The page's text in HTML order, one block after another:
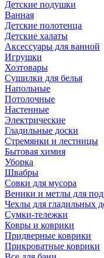
Детские подушки
Ванная
Детские полотенца
Детские халаты
Аксессуары для ванной
Игрушки
Хозтовары
Сушилки для белья
Напольные
Потолочные
Настенные
Электрические
Гладильные доски
Стремянки и лестницы
Бытовая химия
Уборка
Швабры
Совки для мусора
Веники и метлы для
Чехлы для гладильных
Сумки-тележки
Ковры и коврики
Придверные коврики
Прикроватные коврики